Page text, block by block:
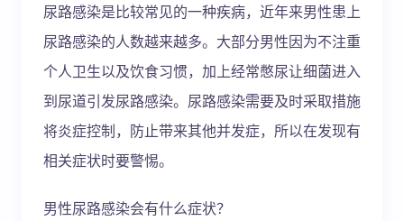
尿路感染是比较常见的一种疾病，近年来男性患上
尿路感染的人数越来越多。大部分男性因为不注重
个人卫生以及饮食习惯，加上经常憋尿让细菌进入
到尿道引发尿路感染。尿路感染需要及时采取措施
将炎症控制，防止带来其他并发症，所以在发现有
相关症状时要警惕。
男性尿路感染会有什么症状？